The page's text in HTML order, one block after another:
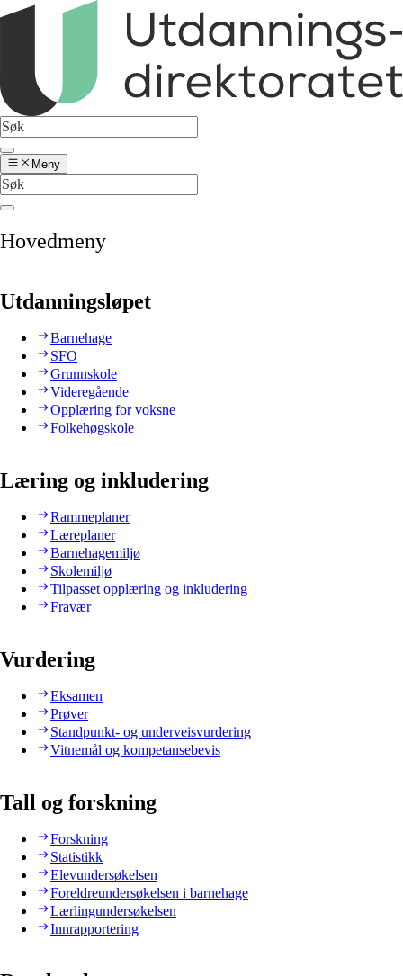
Meny
Hovedmeny
Utdanningsløpet
Barnehage
SFO
Grunnskole
Videregående
Opplæring for voksne
Folkehøgskole
Læring og inkludering
Rammeplaner
Læreplaner
Barnehagemiljø
Skolemiljø
Tilpasset opplæring og inkludering
Fravær
Vurdering
Eksamen
Prøver
Standpunkt- og underveisvurdering
Vitnemål og kompetansebevis
Tall og forskning
Forskning
Statistikk
Elevundersøkelsen
Foreldreundersøkelsen i barnehage
Lærlingundersøkelsen
Innrapportering